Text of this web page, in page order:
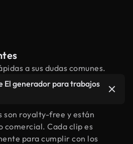
a sus dudas comunes.
El generador para trabajos
son royalty-free y están
comercial. Cada clip es
para cumplir con los